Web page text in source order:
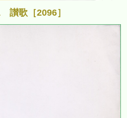
歌［2096］